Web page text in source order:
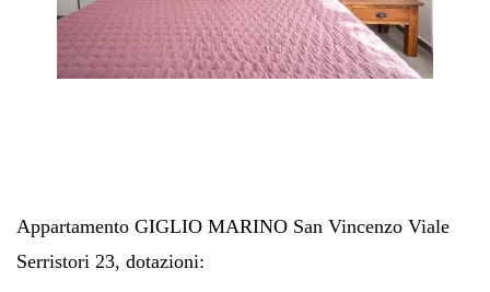
Appartamento GIGLIO MARINO San Vincenzo Viale
Serristori 23, dotazioni: